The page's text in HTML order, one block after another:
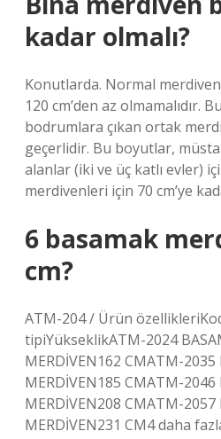
kadar olmalı?
Konutlarda. Normal
120 cm’den az olmamalıdır.
bodrumlara çıkan ortak
geçerlidir. Bu boyutlar,
alanlar (iki ve üç katlı evler)
merdivenleri için 70 cm’ye
6 basamak
cm?
ATM-204 / Ürün
tipiYükseklikATM-2024
MERDİVEN162 CMATM-2035
MERDİVEN185 CMATM-2046
MERDİVEN208 CMATM-2057
MERDİVEN231 CM4 daha